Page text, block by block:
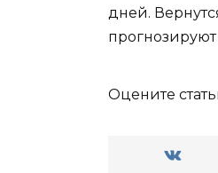
дней.
Оцените